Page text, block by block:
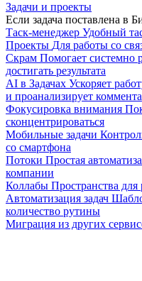
Задачи и проекты
Если задача поставлена в
Таск-менеджер Удобный
Проекты Для работы со
Скрам Помогает системно
достигать результата
AI в Задачах Ускоряет
и проанализирует
Фокусировка внимания
сконцентрироваться
Мобильные задачи
со смартфона
Потоки Простая
компании
Коллабы Пространства
Автоматизация задач
количество рутины
Миграция из других